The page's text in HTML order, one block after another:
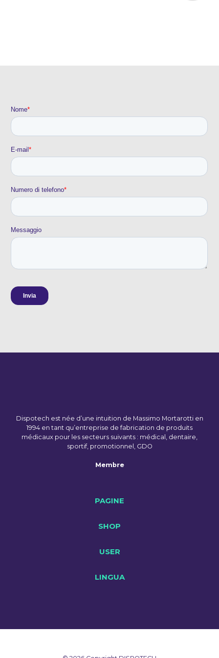
Dispotech est née d’une intuition de Massimo Mortarotti en
1994 en tant qu’entreprise de fabrication de produits
médicaux pour les secteurs suivants : médical, dentaire,
sportif, promotionnel, GDO
Membre
PAGINE
SHOP
USER
LINGUA